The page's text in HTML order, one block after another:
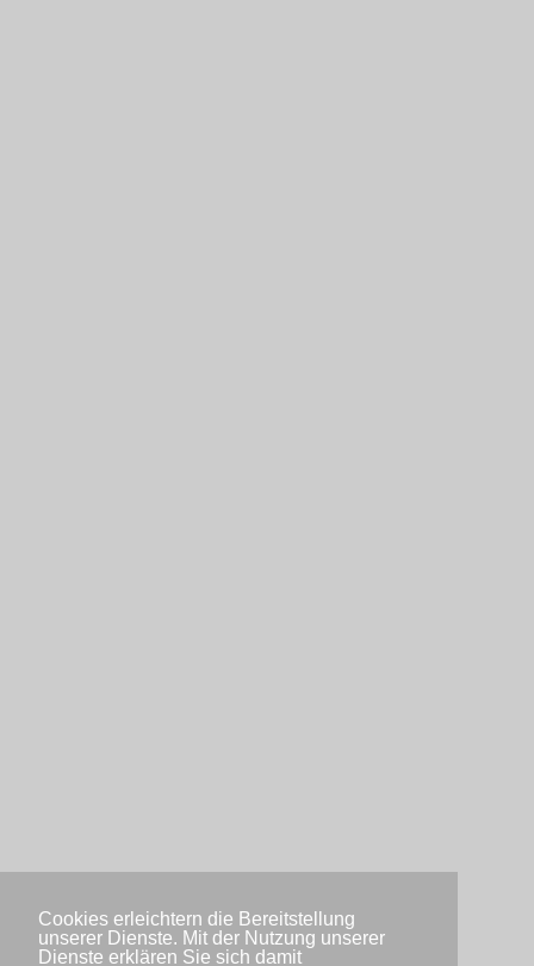
Cookies erleichtern die Bereitstellung
unserer Dienste. Mit der Nutzung unserer
Dienste erklären Sie sich damit